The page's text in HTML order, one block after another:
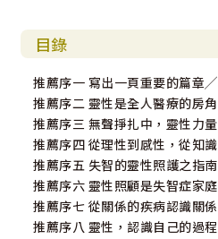
余麗姿
曾任職報社、雜誌社記者，
管。喜歡聽故事，熱愛採訪寫作
2003年「勇者的容顏系列報
導獎。
2003年「SARS風暴最前線」
2021年「護士固碳」專題入
能源與氣候特別獎。
2023年「品種植金」專題獲
目錄
推薦序一 寫出一頁重要的篇章
推薦序二 靈性是全人醫療的房
推薦序三 無聲掙扎中，靈性力
推薦序四 從理性到感性，從知
推薦序五 失智的靈性照護之指
推薦序六 靈性照顧是失智症家
推薦序七 從關係的疾病認識關
推薦序八 靈性，認識自己的過